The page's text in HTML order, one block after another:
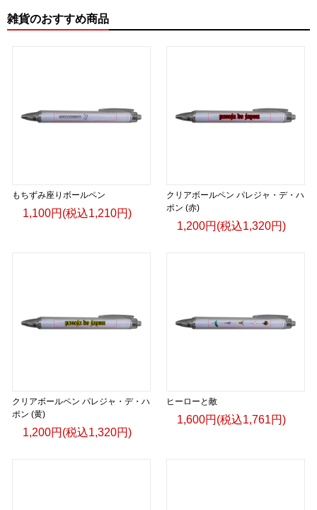
雑貨のおすすめ商品
もちずみ座りボールペン
1,100円(税込1,210円)
クリアボールペン パレジャ・デ・ハ
ポン (赤)
1,200円(税込1,320円)
クリアボールペン パレジャ・デ・ハ
ポン (黄)
1,200円(税込1,320円)
ヒーローと敵
1,600円(税込1,761円)